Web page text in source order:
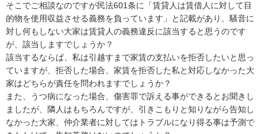
そこでご相談なのですが民法601条に「賃貸人は賃借人に対して目
的物を使用収益させる義務を負っています」と記載があり、騒音に
対し何もしない大家は賃貸人の義務違反に該当すると思うのです
が、該当しますでしょうか？
該当するならば、私は引越すまで家賃の支払いを拒否したいと思っ
ていますが、拒否した場合、家賃を拒否した私と対応しなかった大
家はどちらが責任を問われますでしょうか？
また、うつ病になった場合、傷害罪で訴える事ができるとお聞きし
ましたが、隣人はもちろんですが、引きこもりと知りながら告知し
なかった大家、仲介業者に対してはトラブルになり得る事は予測で